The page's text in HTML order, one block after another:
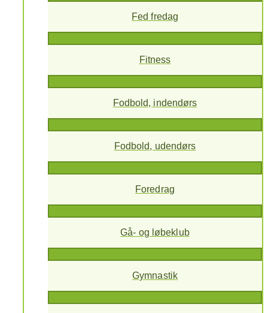
Fed fredag
Fitness
Fodbold, indendørs
Fodbold, udendørs
Foredrag
Gå- og løbeklub
Gymnastik